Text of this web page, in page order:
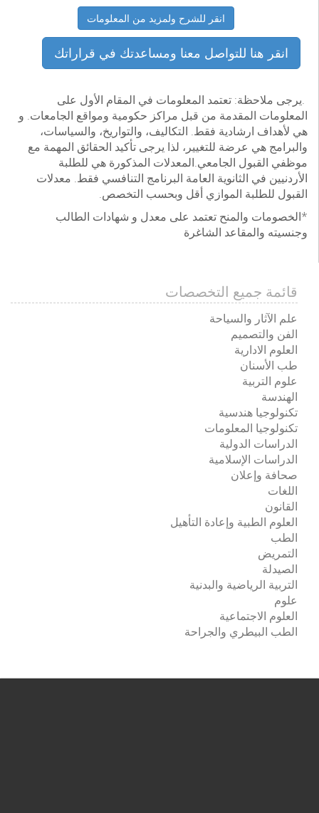
انقر للشرح ولمزيد من المعلومات
انقر هنا للتواصل معنا ومساعدتك في قراراتك
.يرجى ملاحظة: تعتمد المعلومات في المقام الأول على
المعلومات المقدمة من قبل مراكز حكومية ومواقع الجامعات. و
هي لأهداف ارشادية فقط. التكاليف، والتواريخ، والسياسات،
والبرامج هي عرضة للتغيير، لذا يرجى تأكيد الحقائق المهمة مع
موظفي القبول الجامعي.المعدلات المذكورة هي للطلبة
الأردنيين في الثانوية العامة البرنامج التنافسي فقط. معدلات
القبول للطلبة الموازي أقل وبحسب التخصص.
*الخصومات والمنح تعتمد على معدل و شهادات الطالب
وجنسيته والمقاعد الشاغرة
قائمة جميع التخصصات
علم الآثار والسياحة
الفن والتصميم
العلوم الادارية
طب الأسنان
علوم التربية
الهندسة
تكنولوجيا هندسية
تكنولوجيا المعلومات
الدراسات الدولية
الدراسات الإسلامية
صحافة وإعلان
اللغات
القانون
العلوم الطبية وإعادة التأهيل
الطب
التمريض
الصيدلة
التربية الرياضية والبدنية
علوم
العلوم الاجتماعية
الطب البيطري والجراحة